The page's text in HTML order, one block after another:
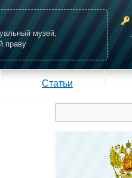
музей,
праву
Статьи